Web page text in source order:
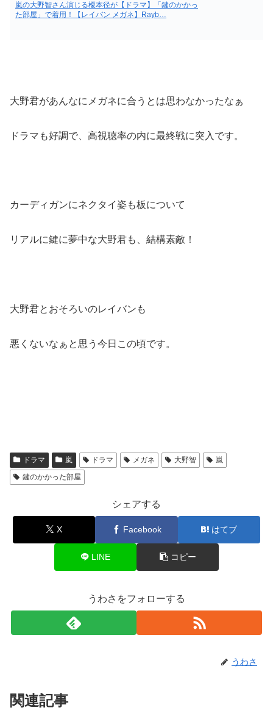
嵐の大野智さん演じる榎本径が【ドラマ】「鍵のかかっ
た部屋」で着用！【レイバン メガネ】Rayb…
大野君があんなにメガネに合うとは思わなかったなぁ
ドラマも好調で、高視聴率の内に最終戦に突入です。
カーディガンにネクタイ姿も板について
リアルに鍵に夢中な大野君も、結構素敵！
大野君とおそろいのレイバンも
悪くないなぁと思う今日この頃です。
ドラマ 嵐 ドラマ メガネ 大野智
嵐
鍵のかかった部屋
シェアする
X Facebook はてブ
LINE コピー
うわさをフォローする
うわさ
関連記事